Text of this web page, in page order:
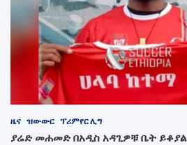
ዜና ዝውውር ፕሪምየር ሊግ
ያሬድ መሐመድ በአዲስ አዳጊዎቹ ቤት ይቆያል